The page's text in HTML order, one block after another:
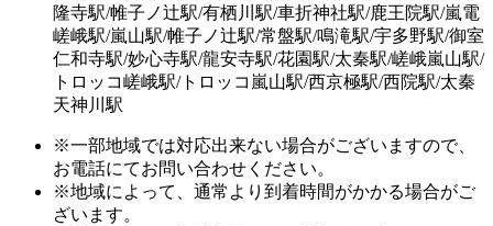
隆寺駅/帷子ノ辻駅/有栖川駅/車折神社駅/鹿王院駅/嵐電
嵯峨駅/嵐山駅/帷子ノ辻駅/常盤駅/鳴滝駅/宇多野駅/御室
仁和寺駅/妙心寺駅/龍安寺駅/花園駅/太秦駅/嵯峨嵐山駅/
トロッコ嵯峨駅/トロッコ嵐山駅/西京極駅/西院駅/太秦
天神川駅
※一部地域では対応出来ない場合がございますので、
お電話にてお問い合わせください。
※地域によって、通常より到着時間がかかる場合がご
ざいます。